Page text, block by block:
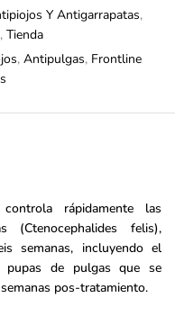
Y Antigarrapatas,
, Tienda
, Antipulgas, Frontline
rápidamente las
(Ctenocephalides felis),
semanas, incluyendo el
de pulgas que se
pos-tratamiento.